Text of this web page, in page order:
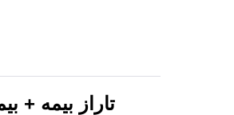
تاراز بیمه +